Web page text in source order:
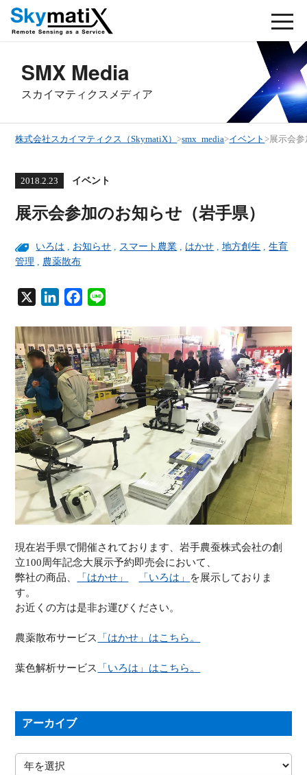
SMX Media
スカイマティクスメディア
株式会社スカイマティクス（SkymatiX）>smx_media>イベント>展示会
2018.2.23 イベント
展示会参加のお知らせ（岩手県）
いろは , お知らせ , スマート農業 , はかせ ,地方創生 ,生育
管理 , 農薬散布
X
n
k
e
d
I
n
c
e
b
o
o
k
n
e
現在岩手県で開催されております、岩手農蚕株式会社の創
立100周年記念大展示予約即売会において、
弊社の商品、
「はかせ」 「いろは」 を展示しておりま
す。
お近くの方は是非お運びください。
農薬散布サービス 「はかせ」はこちら。
葉色解析サービス 「いろは」はこちら。
アーカイブ